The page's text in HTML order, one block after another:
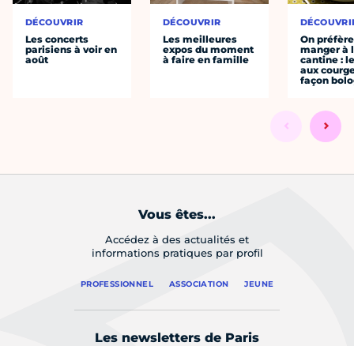
DÉCOUVRIR
Les concerts
parisiens à voir en
août
DÉCOUVRIR
Les meilleures
expos du moment
à faire en famille
On préfère
manger à
cantine :
aux
façon
Vous êtes...
Accédez à des actualités et
informations pratiques par profil
PROFESSIONNEL ASSOCIATION JEUNE
Les newsletters de Paris